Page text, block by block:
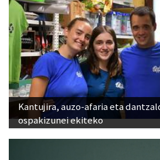
Kantujira, auzo-afaria eta
ospakizunei ekiteko